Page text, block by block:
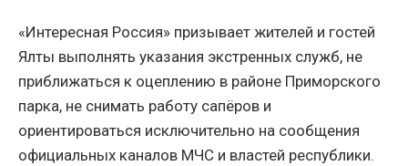
«Интересная Россия» призывает жителей и гостей
Ялты выполнять указания экстренных служб, не
приближаться к оцеплению в районе Приморского
парка, не снимать работу сапёров и
ориентироваться исключительно на сообщения
официальных каналов МЧС и властей республики.